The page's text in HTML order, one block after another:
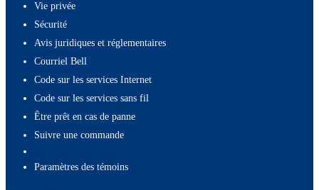
Vie privée
Sécurité
Avis juridiques et réglementaires
Courriel Bell
Code sur les services Internet
Code sur les services sans fil
Être prêt en cas de panne
Suivre une commande
paramètres des témoins